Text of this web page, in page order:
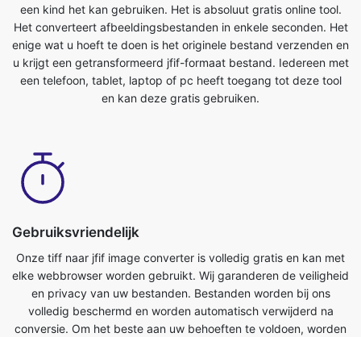
een telefoon, tablet, laptop of pc heeft toegang tot deze tool
en kan deze gratis gebruiken.
Gebruiksvriendelijk
Onze tiff naar jfif image converter is volledig gratis en kan met
elke webbrowser worden gebruikt. Wij garanderen de veiligheid
volledig beschermd en worden automatisch verwijderd na
conversie. Om het beste aan uw behoeften te voldoen, worden
afbeeldingsbestanden geconverteerd op krachtige servers, die
sneller zijn dan de meeste pc's. Deze ultieme tiff naar
jfifconverter is volledig gratis te gebruiken. Iedereen met een
telefoon, tablet, laptop of pc heeft toegang tot deze tool en